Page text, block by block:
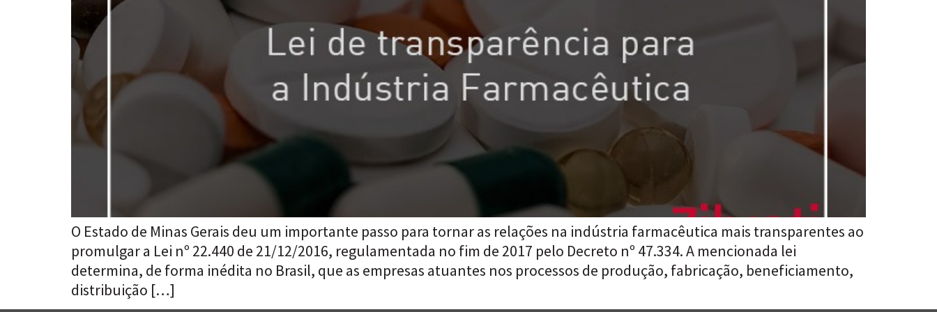
O Estado de Minas Gerais deu um importante passo para tornar as relações na indústria farmacêutica mais transparentes ao
promulgar a Lei nº 22.440 de 21/12/2016, regulamentada no fim de 2017 pelo Decreto nº 47.334. A mencionada lei
determina, de forma inédita no Brasil, que as empresas atuantes nos processos de produção, fabricação, beneficiamento,
distribuição […]